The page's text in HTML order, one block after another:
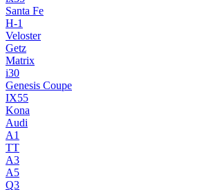
Santa Fe
H-1
Veloster
Getz
Matrix
i30
Genesis Coupe
IX55
Kona
Audi
A1
TT
A3
A5
Q3